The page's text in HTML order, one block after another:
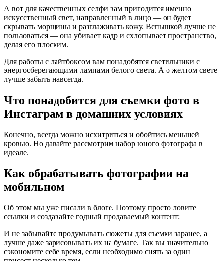
А вот для качественных селфи вам пригодится именно
искусственный свет, направленный в лицо — он будет
скрывать морщины и разглаживать кожу. Вспышкой лучше не
пользоваться — она убивает кадр и схлопывает пространство,
делая его плоским.
Для работы с лайтбоксом вам понадобятся светильники с
энергосберегающими лампами белого света. А о желтом свете
лучше забыть навсегда.
Что понадобится для съемки фото в
Инстаграм в домашних условиях
Конечно, всегда можно исхитриться и обойтись меньшей
кровью. Но давайте рассмотрим набор юного фотографа в
идеале.
Как обрабатывать фотографии на
мобильном
Об этом мы уже писали в блоге. Поэтому просто ловите
ссылки и создавайте годный продаваемый контент:
И не забывайте продумывать сюжеты для съемки заранее, а
лучше даже зарисовывать их на бумаге. Так вы значительно
сэкономите себе время, если необходимо снять за один